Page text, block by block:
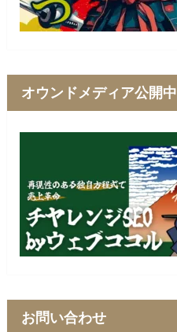
オウンドメディア公開中
お問い合わせ